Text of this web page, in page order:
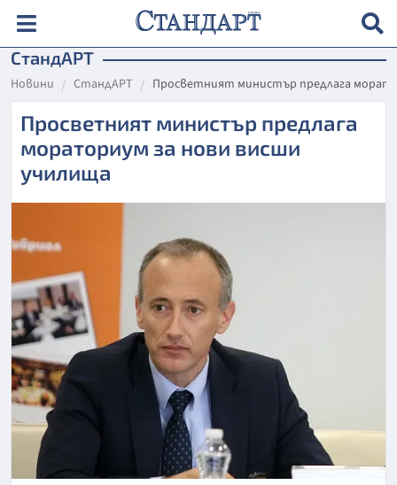
СтандАРТ
Новини СтандАРТ Просветният министър предлага
Просветният министър предлага
мораториум за нови висши
училища